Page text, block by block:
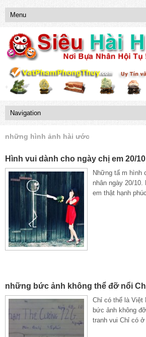
những hình ảnh hài ước
Hình vui dành cho ngày chị em 20/10
Những tấ m hình
nhân ngày 20/
em thật hạnh
những bức ảnh không thể đỡ nổi
Chỉ có thể là Việt
bức ảnh không
tranh vui Chỉ có ở